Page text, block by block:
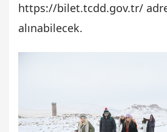
https://bilet.tcdd.gov.tr/
alınabilecek.